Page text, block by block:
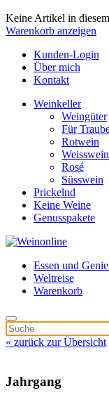
Keine Artikel in
Warenkorb anzeigen
Kunden-Login
Über mich
Kontakt
Weinkeller
Weingüter
Für
Rotwein
Weisswein
Rosé
Süsswein
Prickelnd
Keine Weine
Genusspakete
Essen und
Weltreise
Warenkorb
« zurück zur Übersicht
Jahrgang